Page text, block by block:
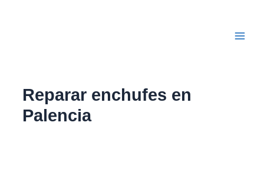
Reparar enchufes en
Palencia